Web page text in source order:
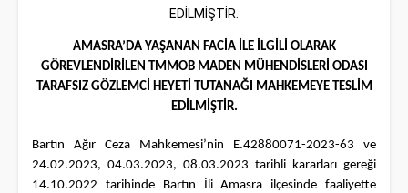
AMASRA’DA YAŞANAN FACİA İLE İLGİLİ OLARAK
GÖREVLENDİRİLEN TMMOB MADEN MÜHENDİSLERİ ODASI
TARAFSIZ GÖZLEMCİ HEYETİ TUTANAĞI MAHKEMEYE TESLİM
EDİLMİŞTİR.
Bartın Ağır Ceza Mahkemesi’nin E.42880071-2023-63 ve
24.02.2023, 04.03.2023, 08.03.2023 tarihli kararları gereği
14.10.2022 tarihinde Bartın İli Amasra ilçesinde faaliyette